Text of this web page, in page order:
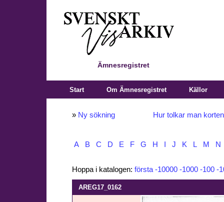
Ämnesregistret
Start Om Ämnesregistret Källor
» Ny sökning Hur tolkar man
A B C D E F G H J K L M N
Hoppa i katalogen: första -10000 -1000 -100 -
AREG17_0162